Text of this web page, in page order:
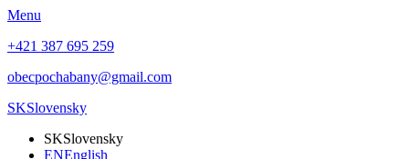
Menu
+421 387 695 259
obecpochabany@gmail.com
SKSlovensky
SKSlovensky
ENEnglish